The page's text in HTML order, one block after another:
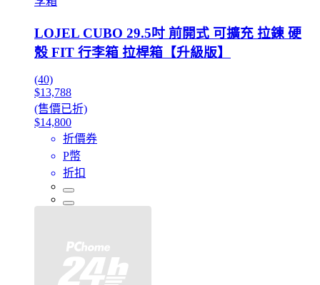
LOJEL CUBO 29.5吋 前開式 可擴充 拉鍊 硬
殼 FIT 行李箱 拉桿箱【升級版】
(40)
$13,788
(售價已折)
$14,800
折價券
P幣
折扣